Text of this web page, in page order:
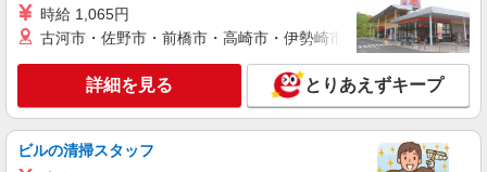
株式会社kotrio /●UT-H-1870945
＼収入アップを全面サポート／小規模デイ
時給1500円〜2125円 ＜日払い有/週払い有/交
通費全支給(ガソリン代含む)＞
栃木市 ◆来社不要
時給 1,065円
古河市・佐野市・前橋市・高崎市・伊勢崎市・太田市・館林市
詳細を見る とりあえずキープ
ビルの清掃スタッフ